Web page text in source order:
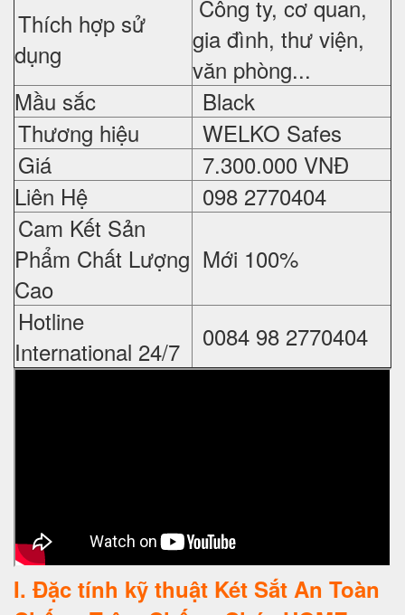
Thích hợp sử
dụng
Công ty, cơ quan,
gia đình, thư viện,
văn phòng...
Mầu sắc
Black
Thương hiệu
WELKO Safes
Giá
7.300.000 VNĐ
Liên Hệ
098 2770404
Cam Kết Sản
Phẩm Chất Lượng
Cao
Mới 100%
Hotline
International 24/7
0084 98 2770404
I. Đặc tính kỹ thuật Két Sắt An Toàn